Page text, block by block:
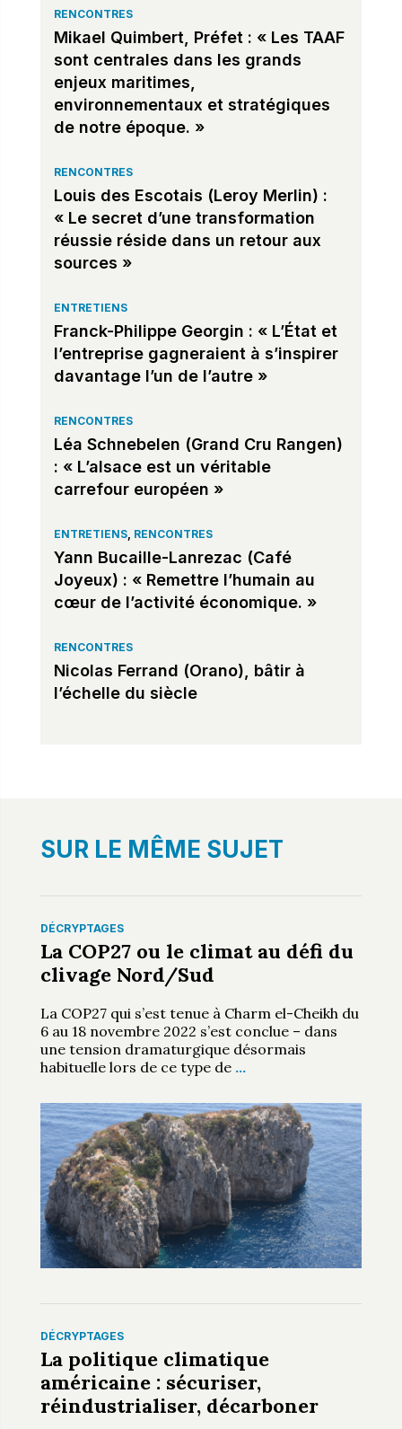
RENCONTRES
Mikael Quimbert, Préfet : « Les TAAF
sont centrales dans les grands
enjeux maritimes,
environnementaux et stratégiques
de notre époque. »
RENCONTRES
Louis des Escotais (Leroy Merlin) :
« Le secret d’une transformation
réussie réside dans un retour aux
sources »
ENTRETIENS
Franck-Philippe Georgin : « L’État et
l’entreprise gagneraient à s’inspirer
davantage l’un de l’autre »
RENCONTRES
Léa Schnebelen (Grand Cru Rangen)
: « L’alsace est un véritable
carrefour européen »
ENTRETIENS, RENCONTRES
Yann Bucaille-Lanrezac (Café
Joyeux) : « Remettre l’humain au
cœur de l’activité économique. »
RENCONTRES
Nicolas Ferrand (Orano), bâtir à
l’échelle du siècle
SUR LE MÊME SUJET
DÉCRYPTAGES
La COP27 ou le climat au défi du
clivage Nord/Sud
La COP27 qui s’est tenue à Charm el-Cheikh du
6 au 18 novembre 2022 s’est conclue – dans
une tension dramaturgique désormais
habituelle lors de ce type de …
DÉCRYPTAGES
La politique climatique
américaine : sécuriser,
réindustrialiser, décarboner